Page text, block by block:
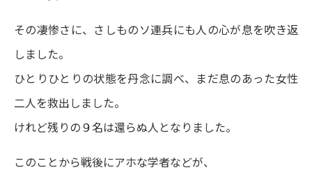
その凄惨さに、さしものソ連兵にも人の心が息を吹き返
しました。
ひとりひとりの状態を丹念に調べ、まだ息のあった女性
二人を救出しました。
けれど残りの９名は還らぬ人となりました。
このことから戦後にアホな学者などが、